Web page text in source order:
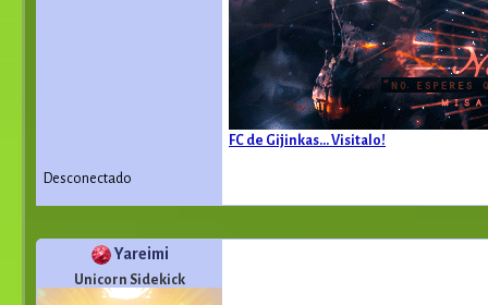
FC de Gijinkas... Visitalo!
Desconectado
Yareimi
Unicorn Sidekick